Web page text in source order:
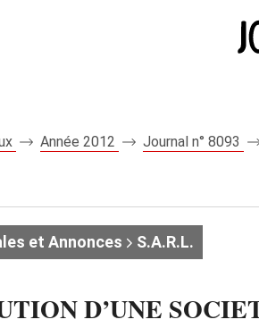
Année 2012 Journal n° 8093
et Annonces S.A.R.L.
D’UNE